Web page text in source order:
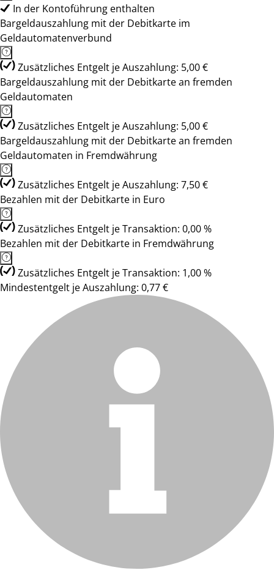
In der Kontoführung enthalten
Bargeldauszahlung mit der Debitkarte im
Geldautomatenverbund
Zusätzliches Entgelt je Auszahlung: 5,00 €
Bargeldauszahlung mit der Debitkarte an fremden
Geldautomaten
Zusätzliches Entgelt je Auszahlung: 5,00 €
Bargeldauszahlung mit der Debitkarte an fremden
Geldautomaten in Fremdwährung
Zusätzliches Entgelt je Auszahlung: 7,50 €
Bezahlen mit der Debitkarte in Euro
Zusätzliches Entgelt je Transaktion: 0,00 %
Bezahlen mit der Debitkarte in Fremdwährung
Zusätzliches Entgelt je Transaktion: 1,00 %
Mindestentgelt je Auszahlung: 0,77 €